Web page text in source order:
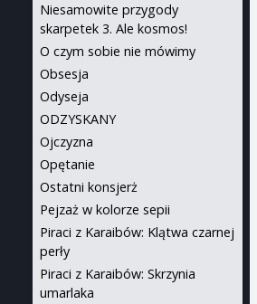
Niesamowite przygody
skarpetek 3. Ale kosmos!
O czym sobie nie mówimy
Obsesja
Odyseja
ODZYSKANY
Ojczyzna
Opętanie
Ostatni konsjerż
Pejzaż w kolorze sepii
Piraci z Karaibów: Klątwa czarnej
perły
Piraci z Karaibów: Skrzynia
umarlaka